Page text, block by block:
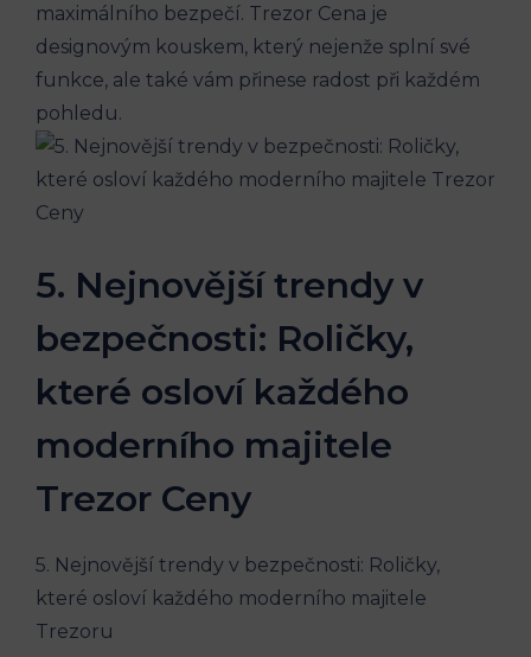
maximálního bezpečí. Trezor Cena je
designovým kouskem, který nejenže splní své
funkce, ale také vám přinese radost při každém
pohledu.
5. Nejnovější trendy v
bezpečnosti: Roličky,
které osloví každého
moderního majitele
Trezor Ceny
5. Nejnovější trendy v bezpečnosti: Roličky,
které osloví každého moderního majitele
Trezoru